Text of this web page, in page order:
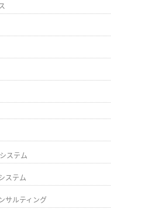
ステム
ステム
サルティング